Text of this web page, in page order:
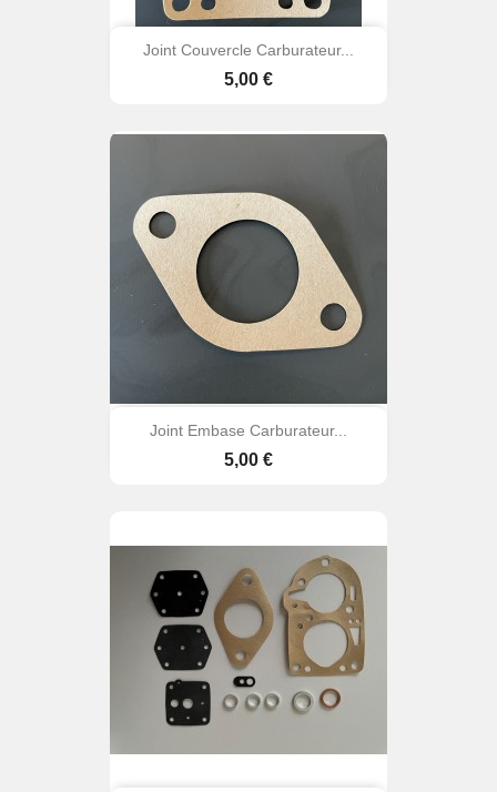
Joint Couvercle Carburateur...
Prix
5,00 €
Joint Embase Carburateur...
Prix
5,00 €